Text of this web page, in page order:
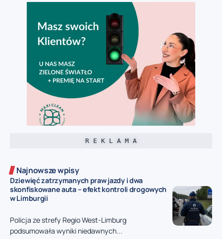
R E K L A M A
Najnowsze wpisy
Dziewięć zatrzymanych praw jazdy i dwa
skonfiskowane auta – efekt kontroli drogowych
w Limburgii
Policja ze strefy Regio West-Limburg
podsumowała wyniki niedawnych...